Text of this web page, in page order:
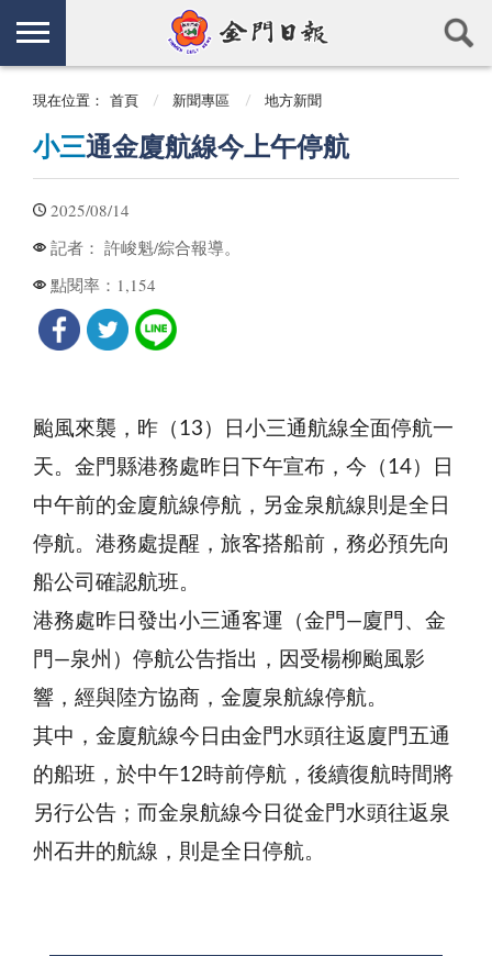
現在位置： 首頁 新聞專區 地方新聞
小三通金廈航線今上午停航
2025/08/14
記者： 許峻魁/綜合報導。
點閱率： 1,154
颱風來襲，昨（13）日小三通航線全面停航一
天。金門縣港務處昨日下午宣布，今（14）日
中午前的金廈航線停航，另金泉航線則是全日
停航。港務處提醒，旅客搭船前，務必預先向
船公司確認航班。
港務處昨日發出小三通客運（金門—廈門、金
門—泉州）停航公告指出，因受楊柳颱風影
響，經與陸方協商，金廈泉航線停航。
其中，金廈航線今日由金門水頭往返廈門五通
的船班，於中午12時前停航，後續復航時間將
另行公告；而金泉航線今日從金門水頭往返泉
州石井的航線，則是全日停航。